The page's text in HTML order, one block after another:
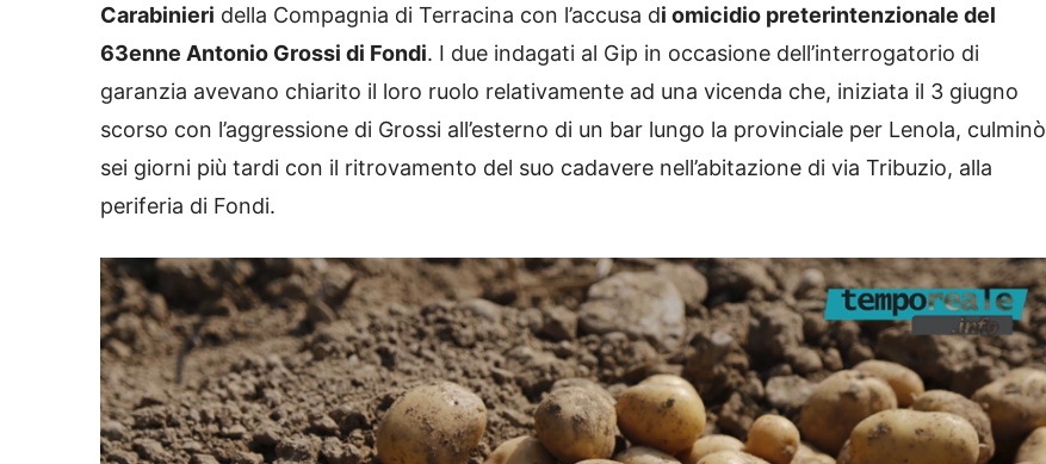
Carabinieri della Compagnia di Terracina con l’accusa di omicidio preterintenzionale del
63enne Antonio Grossi di Fondi. I due indagati al Gip in occasione dell’interrogatorio di
garanzia avevano chiarito il loro ruolo relativamente ad una vicenda che, iniziata il 3 giugno
scorso con l’aggressione di Grossi all’esterno di un bar lungo la provinciale per Lenola, culminò
sei giorni più tardi con il ritrovamento del suo cadavere nell’abitazione di via Tribuzio, alla
periferia di Fondi.